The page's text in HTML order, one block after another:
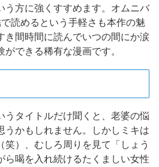
う方に強くすすめます。オムニバ
読めるという手軽さも本作の魅
き間時間に読んでいつの間にか涙
できる稀有な漫画です。
うタイトルだけ聞くと、老婆の悩
うかもしれません。しかしミキは
笑）、むしろ周りを見て「しょう
ら喝を入れ続けるたくましい女性